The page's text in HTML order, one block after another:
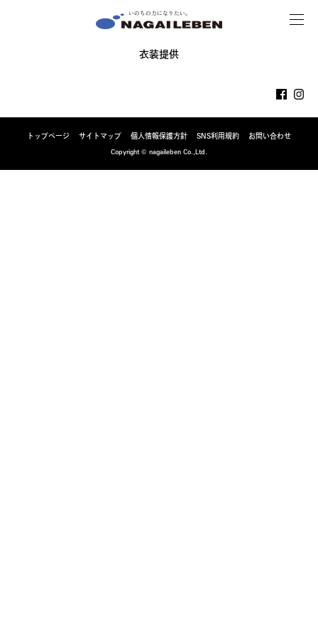
MENU
衣装提供
トップページ サイトマップ 個人情報保護方針 SNS利用規約
お問い合わせ
Copyright © nagaileben Co.,Ltd.